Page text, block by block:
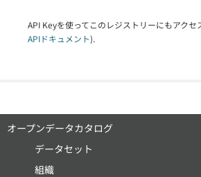
API Keyを使ってこのレジストリーにもアクセ
APIドキュメント).
オープンデータカタログ
データセット
組織